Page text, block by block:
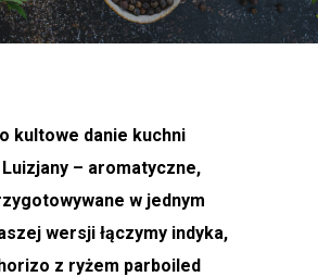
kultowe danie kuchni
– aromatyczne,
w jednym
wersji łączymy indyka,
z ryżem parboiled